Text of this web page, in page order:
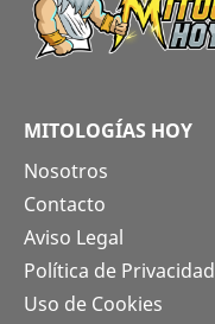
MITOLOGÍAS HOY
Nosotros
Contacto
Aviso Legal
Política de Privacidad
Uso de Cookies